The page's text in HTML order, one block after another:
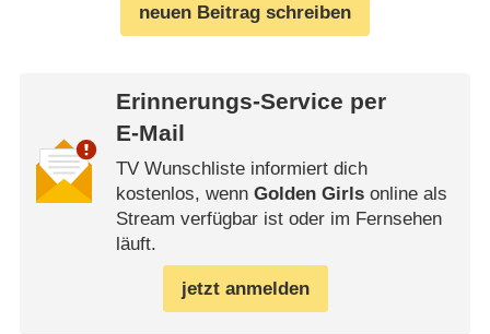
neuen Beitrag schreiben
Erinnerungs-Service per
E-Mail
TV Wunschliste informiert dich
kostenlos, wenn Golden Girlsonline als
Stream verfügbar ist oder im Fernsehen
läuft.
jetzt anmelden